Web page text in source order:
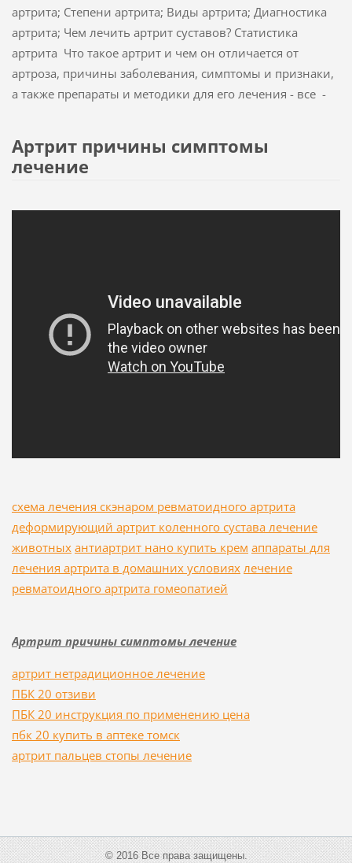
артрита; Степени артрита; Виды артрита; Диагностика
артрита; Чем лечить артрит суставов? Статистика
артрита Что такое артрит и чем он отличается от
артроза, причины заболевания, симптомы и признаки,
а также препараты и методики для его лечения - все -
Артрит причины симптомы
лечение
схема лечения скэнаром ревматоидного артрита
деформирующий артрит коленного сустава лечение
животных антиартрит нано купить крем аппараты для
лечения артрита в домашних условиях лечение
ревматоидного артрита гомеопатией
Артрит причины симптомы лечение
артрит нетрадиционное лечение
ПБК 20 отзиви
ПБК 20 инструкция по применению цена
пбк 20 купить в аптеке томск
артрит пальцев стопы лечение
© 2016 Все права защищены.